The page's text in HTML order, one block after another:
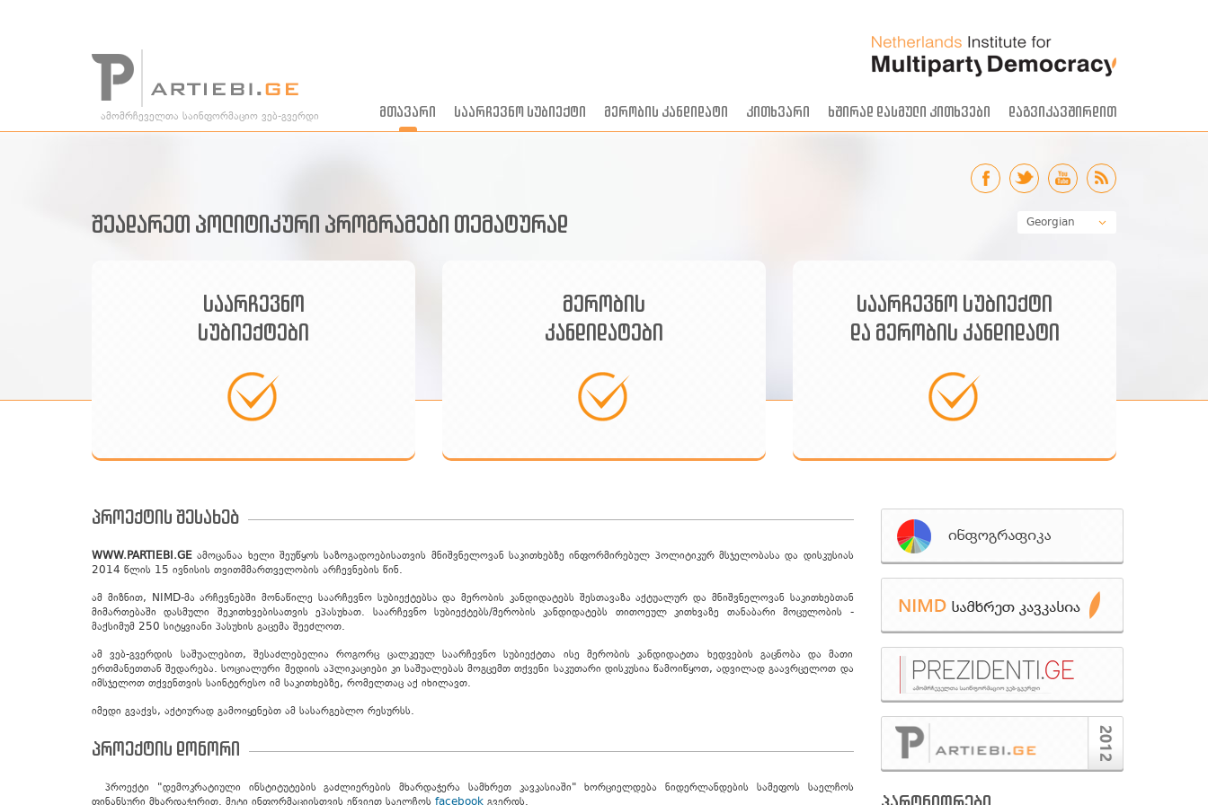
ამომრჩეველთა საინფორმაციო ვებ-გვერდი მთავარი საარჩევნო სუბიექტი მერობის კანდიდატი კითხვარი ხშირად დასმული კითხვები დაგვიკავშირდით
შეადარეთ პოლიტიკური პროგრამები თემატურად
Georgian
საარჩევნო
სუბიექტები
მერობის
კანდიდატები
საარჩევნო სუბიექტი
და მერობის კანდიდატი
პროექტის შესახებ
WWW.PARTIEBI.GE ამოცანაა ხელი შეუწყოს საზოგადოებისათვის მნიშვნელოვან საკითხებზე ინფორმირებულ პოლიტიკურ მსჯელობასა და დისკუსიას
2014 წლის 15 ივნისის თვითმმართველობის არჩევნების წინ.
ამ მიზნით, NIMD-მა არჩევნებში მონაწილე საარჩევნო სუბიექტებსა და მერობის კანდიდატებს შესთავაზა აქტუალურ და მნიშვნელოვან საკითხებთან
მიმართებაში დასმული შეკითხვებისათვის ეპასუხათ. საარჩევნო სუბიექტებს/მერობის კანდიდატებს თითოეულ კითხვაზე თანაბარი მოცულობის -
მაქსიმუმ 250 სიტყვიანი პასუხის გაცემა შეეძლოთ.
ამ ვებ-გვერდის საშუალებით, შესაძლებელია როგორც ცალკეულ საარჩევნო სუბიექტთა ისე მერობის კანდიდატთა ხედვების გაცნობა და მათი
ერთმანეთთან შედარება. სოციალური მედიის აპლიკაციები კი საშუალებას მოგცემთ თქვენი საკუთარი დისკუსია წამოიწყოთ, ადვილად გაავრცელოთ და
იმსჯელოთ თქვენთვის საინტერესო იმ საკითხებზე, რომელთაც აქ იხილავთ.
იმედი გვაქვს, აქტიურად გამოიყენებთ ამ სასარგებლო რესურსს.
პროექტის დონორი
პროექტი "დემოკრატიული ინსტიტუტების გაძლიერების მხარდაჭერა სამხრეთ კავკასიაში" ხორციელდება ნიდერლანდების სამეფოს საელჩოს
ფინანსური მხარდაჭერით. მეტი ინფორმაციისთვის ეწვიეთ საელჩოს facebook გვერდს.